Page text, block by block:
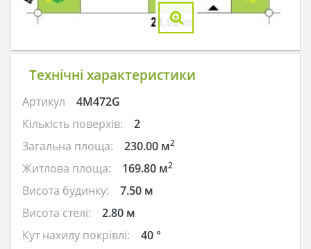
Технічні характеристики
Артикул
4M472G
Кількість поверхів:
2
Загальна площа:
230.00 м2
Житлова площа: 169.80 м2
Висота будинку:
7.50 м
Висота стелі:
2.80 м
Кут нахилу покрівлі:
40 °